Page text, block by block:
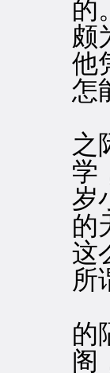
的
颇
他
怎
之
学
岁
的
这
所
的
阁